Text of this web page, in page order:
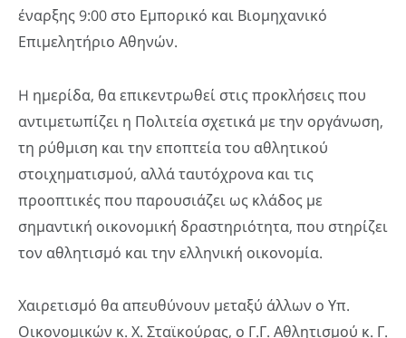
έναρξης 9:00 στο Εμπορικό και Βιομηχανικό
Επιμελητήριο Αθηνών.
H ημερίδα, θα επικεντρωθεί στις προκλήσεις που
αντιμετωπίζει η Πολιτεία σχετικά με την οργάνωση,
τη ρύθμιση και την εποπτεία του αθλητικού
στοιχηματισμού, αλλά ταυτόχρονα και τις
προοπτικές που παρουσιάζει ως κλάδος με
σημαντική οικονομική δραστηριότητα, που στηρίζει
τον αθλητισμό και την ελληνική οικονομία.
Χαιρετισμό θα απευθύνουν μεταξύ άλλων ο Υπ.
Οικονομικών κ. Χ. Σταϊκούρας, ο Γ.Γ. Αθλητισμού κ. Γ.